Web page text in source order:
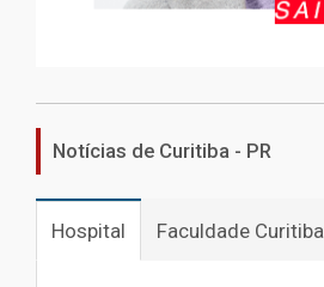
Notícias de Curitiba - PR
Hospital Faculdade Curitiba